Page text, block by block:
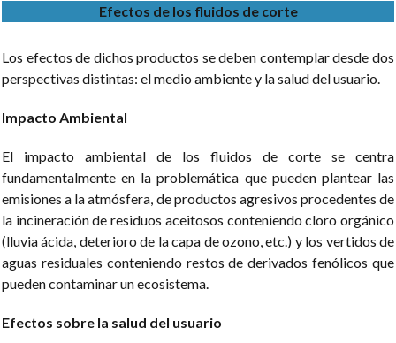
Efectos de los fluidos de corte
Los efectos de dichos productos se deben contemplar desde dos
perspectivas distintas: el medio ambiente y la salud del usuario.
Impacto Ambiental
El impacto ambiental de los fluidos de corte se centra
fundamentalmente en la problemática que pueden plantear las
emisiones a la atmósfera, de productos agresivos procedentes de
la incineración de residuos aceitosos conteniendo cloro orgánico
(lluvia ácida, deterioro de la capa de ozono, etc.) y los vertidos de
aguas residuales conteniendo restos de derivados fenólicos que
pueden contaminar un ecosistema.
Efectos sobre la salud del usuario